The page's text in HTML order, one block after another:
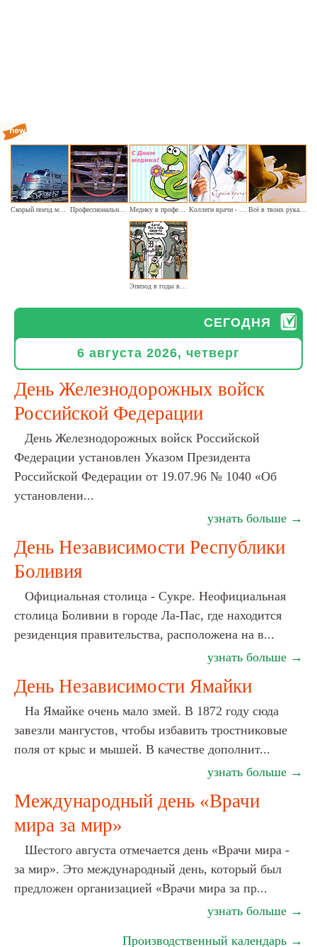
СЕГОДНЯ
6 августа 2026, четверг
День Железнодорожных войск
Российской Федерации
День Железнодорожных войск Российской
Федерации установлен Указом Президента
Российской Федерации от 19.07.96 № 1040 «Об
установлени...
узнать больше →
День Независимости Республики
Боливия
Официальная столица - Сукре. Неофициальная
столица Боливии в городе Ла-Пас, где находится
резиденция правительства, расположена на в...
узнать больше →
День Независимости Ямайки
На Ямайке очень мало змей. В 1872 году сюда
завезли мангустов, чтобы избавить тростниковые
поля от крыс и мышей. В качестве дополнит...
узнать больше →
Международный день «Врачи
мира за мир»
Шестого августа отмечается день «Врачи мира -
за мир». Это международный день, который был
предложен организацией «Врачи мира за пр...
узнать больше →
Производственный календарь →